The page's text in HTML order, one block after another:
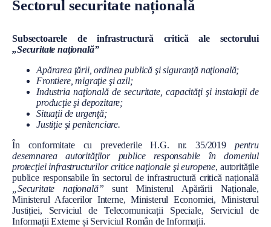
Sectorul securitate națională
Conţinut
Subsectoarele de infrastructură critică ale sectorului
„Securitate naţională”
Apărarea ţării, ordinea publică şi siguranţă naţională;
Frontiere, migraţie şi azil;
Industria naţională de securitate, capacităţi şi instalaţii de
producţie şi depozitare;
Situaţii de urgenţă;
Justiţie şi penitenciare.
În conformitate cu prevederile H.G. nr. 35/2019 pentru
desemnarea autorităţilor publice responsabile în domeniul
protecţiei infrastructurilor critice naţionale şi europene, autoritățile
publice responsabile în sectorul de infrastructură critică națională
„Securitate naţională”
sunt Ministerul Apărării Naționale,
Ministerul Afacerilor Interne, Ministerul Economiei, Ministerul
Justiției, Serviciul de Telecomunicații Speciale, Serviciul de
Informații Externe și Serviciul Român de Informații.